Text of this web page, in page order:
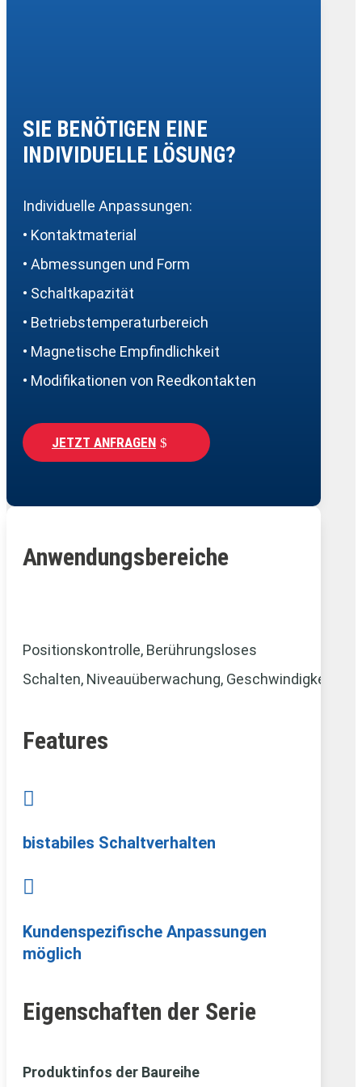
SIE BENÖTIGEN EINE
INDIVIDUELLE LÖSUNG?
Individuelle Anpassungen:
• Kontaktmaterial
• Abmessungen und Form
• Schaltkapazität
• Betriebstemperaturbereich
• Magnetische Empfindlichkeit
• Modifikationen von Reedkontakten
JETZT ANFRAGEN
Anwendungsbereiche
Positionskontrolle, Berührungsloses
Schalten, Niveauüberwachung,
Features

bistabiles Schaltverhalten

Kundenspezifische Anpassungen
möglich
Eigenschaften der Serie
Produktinfos der Baureihe